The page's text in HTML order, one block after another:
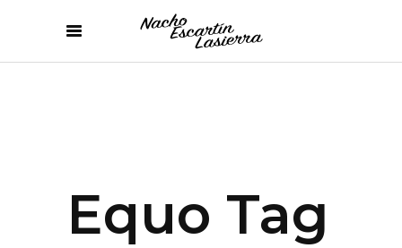
Equo Tag